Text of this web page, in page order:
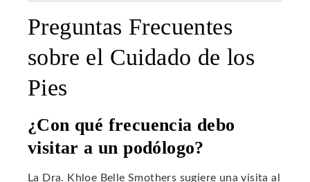
Preguntas Frecuentes
sobre el Cuidado de los
Pies
¿Con qué frecuencia debo
visitar a un podólogo?
La Dra. Khloe Belle Smothers sugiere una visita al